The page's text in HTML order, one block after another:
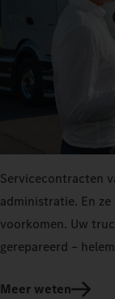
Servicecontracten
administratie. En
voorkomen. Uw
gerepareerd –
Meer weten